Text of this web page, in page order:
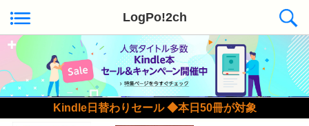
LogPo!2ch
Kindle日替わりセール ◆本日50冊が対象